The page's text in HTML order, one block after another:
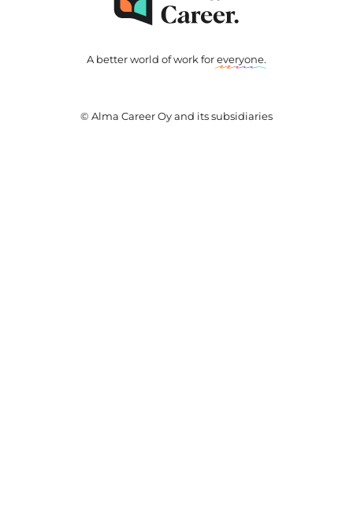
A better world of work foreveryone.
© Alma Career Oy and its subsidiaries